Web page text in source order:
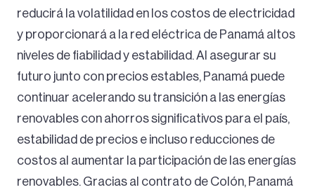
reducirá la volatilidad en los costos de electricidad
y proporcionará a la red eléctrica de Panamá altos
niveles de fiabilidad y estabilidad. Al asegurar su
futuro junto con precios estables, Panamá puede
continuar acelerando su transición a las energías
renovables con ahorros significativos para el país,
estabilidad de precios e incluso reducciones de
costos al aumentar la participación de las energías
renovables. Gracias al contrato de Colón, Panamá